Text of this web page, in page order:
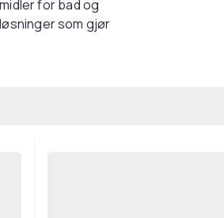
for bad og
som gjør